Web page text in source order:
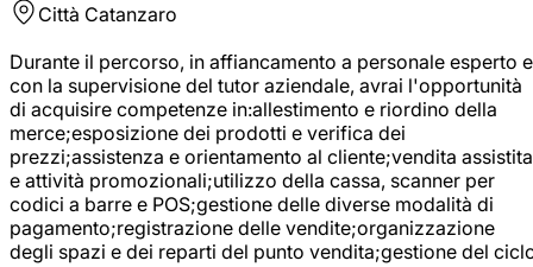
Città Catanzaro
Durante il percorso, in affiancamento a personale esperto e
con la supervisione del tutor aziendale, avrai l'opportunità
di acquisire competenze in:allestimento e riordino della
merce;esposizione dei prodotti e verifica dei
prezzi;assistenza e orientamento al cliente;vendita assistita
e attività promozionali;utilizzo della cassa, scanner per
codici a barre e POS;gestione delle diverse modalità di
pagamento;registrazione delle vendite;organizzazione
degli spazi e dei reparti del punto vendita;gestione del